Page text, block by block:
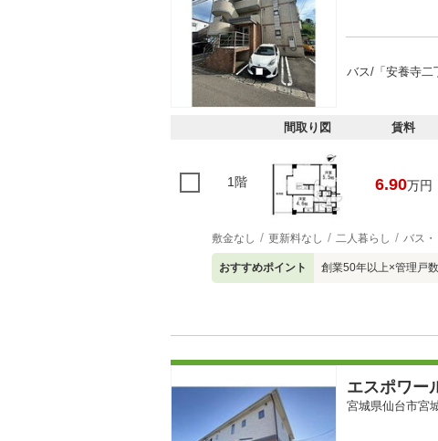
バス/「安養寺二
間取り図 賃料
1階 6.90万円
敷金なし 更新料なし 二人暮らし バス・
おすすめポイント 創業50年以上×管理戸
エスポワー
宮城県仙台市宮